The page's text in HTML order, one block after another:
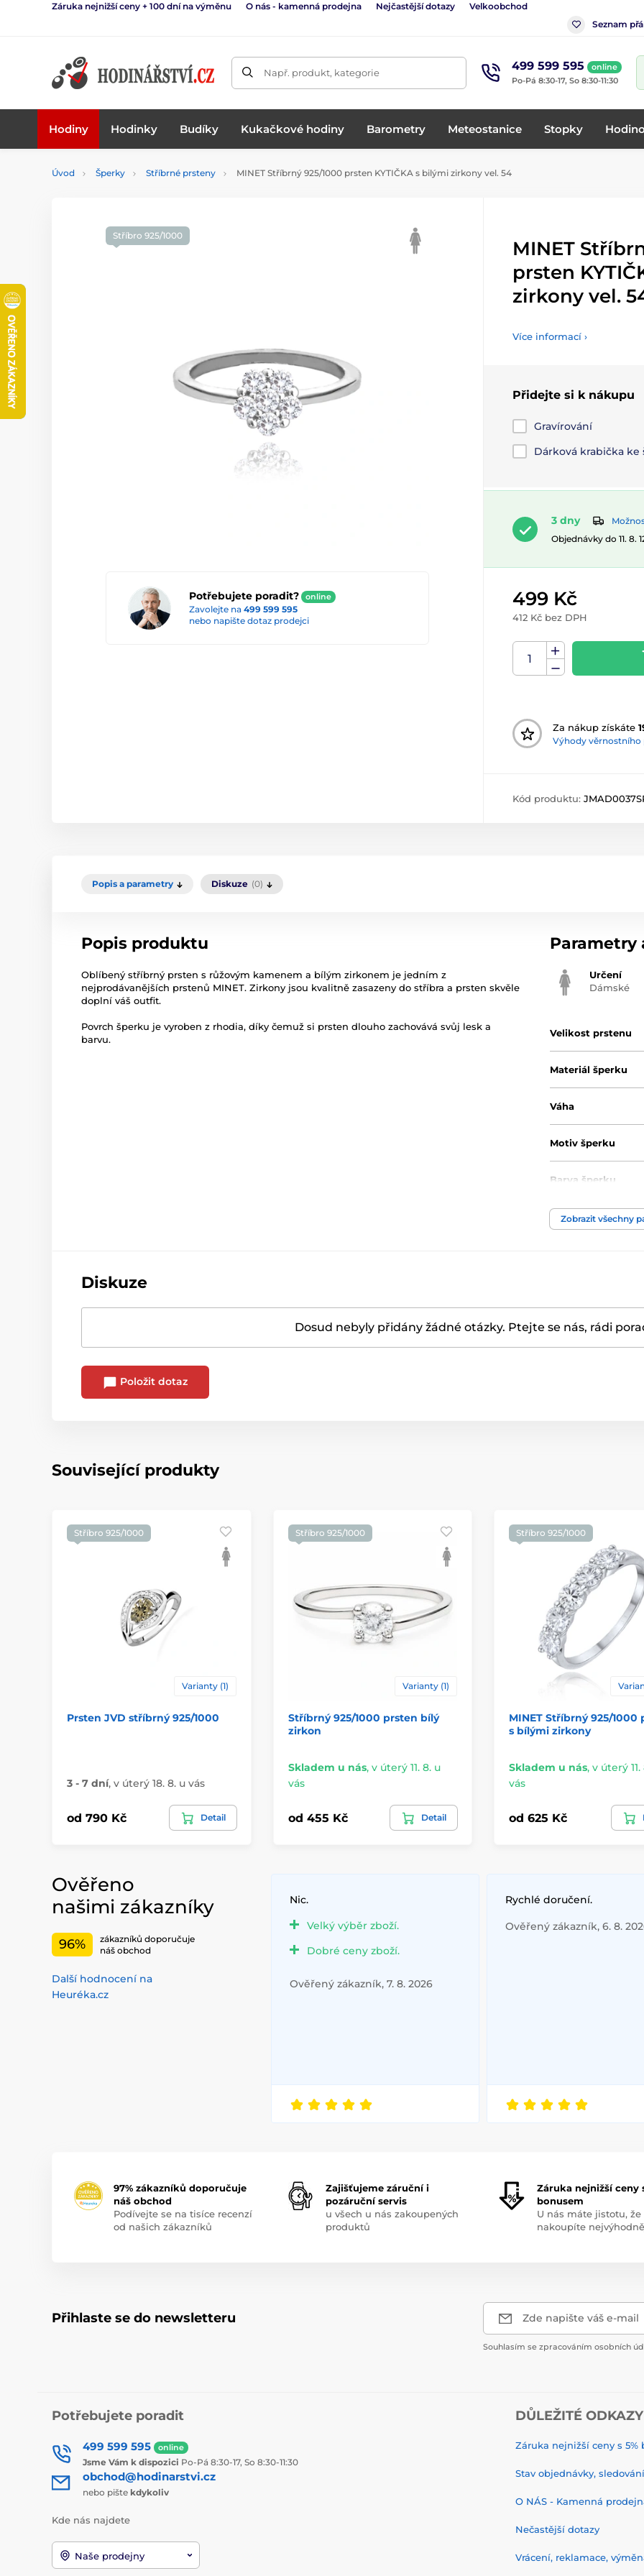
Záruka nejnižší ceny + 100 dní na výměnu O nás - kamenná prodejna Nejčastější dotazy Velkoobchod
Seznam
Např. produkt, kategorie 499 599 595
online
Po-Pá 8:30-17, So 8:30-11:30
Hodiny Hodinky Budíky Kukačkové hodiny Barometry Meteostanice Stopky
Úvod Šperky Stříbrné prsteny MINET Stříbrný 925/1000 prsten KYTIČKA s bilými zirkony vel. 54
Potřebujete poradit? online
Zavolejte na 499 599 595
nebo napište dotaz prodejci
Stříbro 925/1000
MINET
prsten
zirkony vel.
Více informací ›
Přidejte si k nákupu
Gravírování
Dárková krabička ke
3 dny
Objednávky do 11. 8.
499 Kč
412 Kč bez DPH
Za nákup získáte
Výhody věrnostního
Kód produktu:
Popis a parametry Diskuze (0)
Popis produktu
Oblíbený stříbrný prsten s růžovým kamenem a bílým zirkonem je jedním z
nejprodávanějších prstenů MINET. Zirkony jsou kvalitně zasazeny do stříbra a prsten skvěle
doplní váš outfit.
Povrch šperku je vyroben z rhodia, díky čemuž si prsten dlouho zachovává svůj lesk a
barvu.
Parametry
Určení
Dámské
Velikost prstenu
Materiál šperku
Váha
Motiv šperku
Barva šperku
Barva kamene
Zobrazit všechny
Diskuze
Dosud nebyly přidány žádné otázky. Ptejte se nás, rádi
Položit dotaz
Související produkty
Stříbro 925/1000
Varianty (1)
Prsten JVD stříbrný 925/1000
3 - 7 dní, v úterý 18. 8. u vás
od 790 Kč Detail
Stříbro 925/1000
Varianty (1)
Stříbrný 925/1000 prsten bílý
zirkon
Skladem u nás, v úterý 11. 8. u
vás
od 455 Kč Detail
Stříbro 925/1000
MINET Stříbrný 925/1000
s bílými zirkony
Skladem u nás, v úterý 11.
vás
od 625 Kč
Ověřeno
našimi zákazníky
96%
zákazníků doporučuje
náš obchod
Další hodnocení na
Heuréka.cz
Nic.
Velký výběr zboží.
Dobré ceny zboží.
Ověřený zákazník, 7. 8. 2026
Rychlé doručení.
Ověřený zákazník, 6. 8.
97% zákazníků doporučuje
náš obchod
Podívejte se na tisíce recenzí
od našich zákazníků
Zajišťujeme záruční i
pozáruční servis
u všech u nás zakoupených
produktů
Záruka nejnižší ceny
bonusem
U nás máte jistotu, že
nakoupíte
Přihlaste se do newsletteru Zde napište váš e-mail
Souhlasím se zpracováním osobních
Potřebujete poradit
499 599 595 online
Jsme Vám k dispozici Po-Pá 8:30-17, So 8:30-11:30
obchod@hodinarstvi.cz
nebo pište kdykoliv
Kde nás najdete
Naše prodejny
DŮLEŽITÉ ODKAZY
Záruka nejnižší ceny s 5%
Stav objednávky,
O NÁS - Kamenná
Nečastější dotazy
Vrácení, reklamace,